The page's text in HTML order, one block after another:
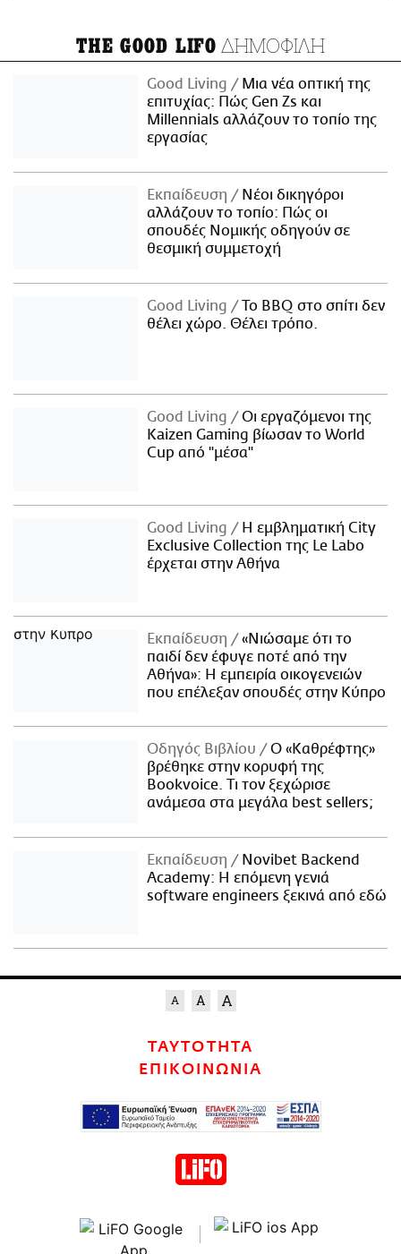
THE GOOD LIFO ΔΗΜΟΦΙΛΗ
Good Living
Μια νέα οπτική της
επιτυχίας: Πώς Gen Zs και
Millennials αλλάζουν το τοπίο της
εργασίας
Εκπαίδευση
Νέοι δικηγόροι
αλλάζουν το τοπίο: Πώς οι
σπουδές Νομικής οδηγούν σε
θεσμική συμμετοχή
Good Living
Το BBQ στο σπίτι δεν
θέλει χώρο. Θέλει τρόπο.
Good Living
Οι εργαζόμενοι της
Kaizen Gaming βίωσαν το World
Cup από "μέσα"
Good Living
Η εμβληματική City
Exclusive Collection της Le Labo
έρχεται στην Αθήνα
Εκπαίδευση
«Νιώσαμε ότι το
παιδί δεν έφυγε ποτέ από την
Αθήνα»: Η εμπειρία οικογενειών
που επέλεξαν σπουδές στην Κύπρο
Οδηγός Βιβλίου
Ο «Καθρέφτης»
βρέθηκε στην κορυφή της
Bookvoice. Τι τον ξεχώρισε
ανάμεσα στα μεγάλα best sellers;
Εκπαίδευση
Novibet Backend
Academy: Η επόμενη γενιά
software engineers ξεκινά από εδώ
ΤΑΥΤΟΤΗΤΑ
ΕΠΙΚΟΙΝΩΝΙΑ